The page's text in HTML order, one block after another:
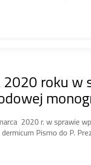
roku w
2020 r. w sprawie
Pismo do P.